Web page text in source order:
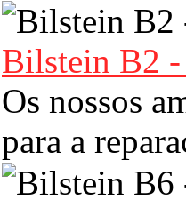
Bilstein B2 -
Os nossos
para a